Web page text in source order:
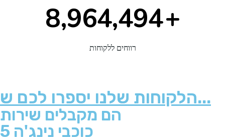
10,173,469+
רווחים ללקוחות
הלקוחות שלנו יספרו לכם ש...
הם מקבלים שירות
5 כוכבי נינג'ה